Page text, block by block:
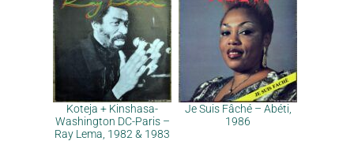
Koteja + Kinshasa-
Washington DC-Paris –
Ray Lema, 1982 & 1983
Je Suis Fâché – Abéti,
1986